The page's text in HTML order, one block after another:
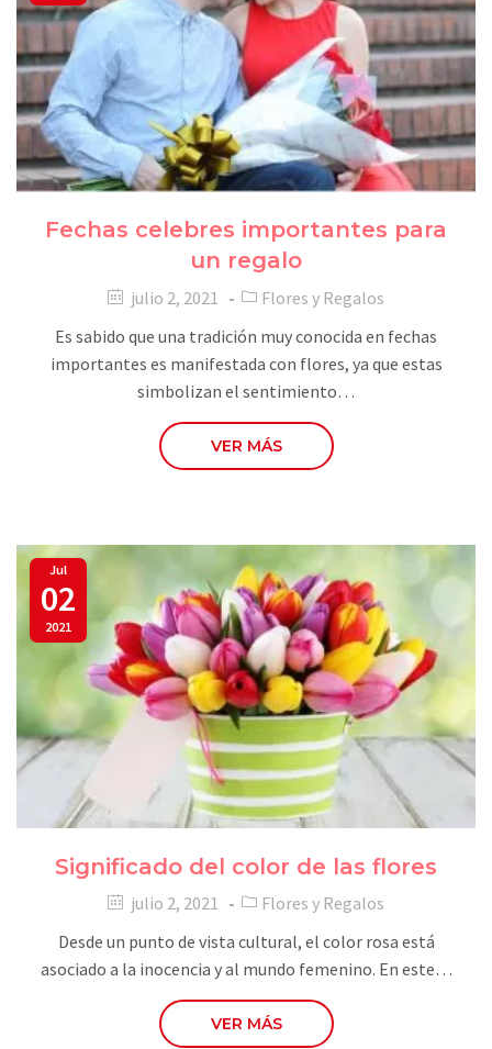
Fechas celebres importantes para
un regalo
julio 2, 2021
Flores y Regalos
Es sabido que una tradición muy conocida en fechas
importantes es manifestada con flores, ya que estas
simbolizan el sentimiento…
VER MÁS
02
Jul
2021
Significado del color de las flores
julio 2, 2021
Flores y Regalos
Desde un punto de vista cultural, el color rosa está
asociado a la inocencia y al mundo femenino. En este…
VER MÁS